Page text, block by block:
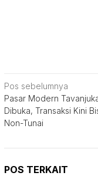
Navigasi
pos
Pos sebelumnya
Pasar Modern
Dibuka, Transaksi Kini
Non-Tunai
POS TERKAIT